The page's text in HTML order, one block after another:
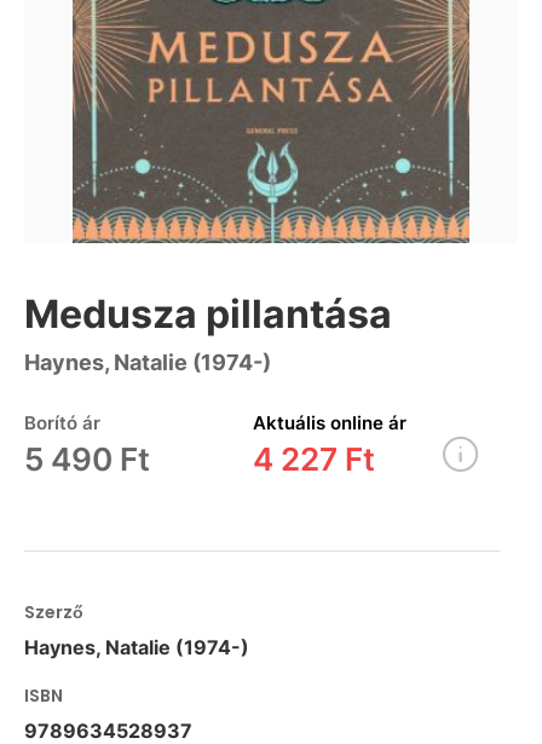
Medusza pillantása
Haynes, Natalie (1974-)
Borító ár
5 490 Ft
Aktuális online ár
4 227 Ft
Szerző
Haynes, Natalie (1974-)
ISBN
9789634528937